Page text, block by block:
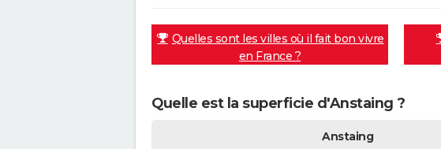
Quelles sont les villes où il fait bon vivre
en France ?
Quelle est la superficie d'Anstaing ?
Anstaing